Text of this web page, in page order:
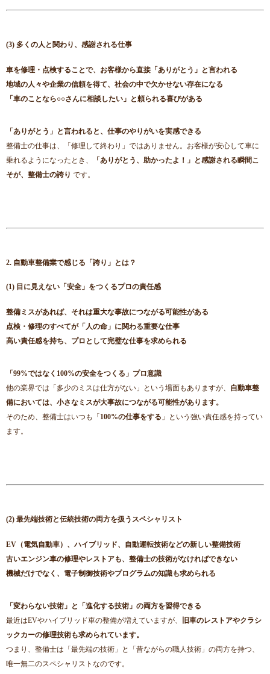
(3) 多くの人と関わり、感謝される仕事
車を修理・点検することで、お客様から直接「ありがとう」と言われる
地域の人々や企業の信頼を得て、社会の中で欠かせない存在になる
「車のことなら○○さんに相談したい」と頼られる喜びがある
「ありがとう」と言われると、仕事のやりがいを実感できる
整備士の仕事は、「修理して終わり」ではありません。お客様が安心して車に
乗れるようになったとき、
「ありがとう、助かったよ！」と感謝される瞬間こ
そが、整備士の誇り です。
2. 自動車整備業で感じる「誇り」とは？
(1) 目に見えない「安全」をつくるプロの責任感
整備ミスがあれば、それは重大な事故につながる可能性がある
点検・修理のすべてが「人の命」に関わる重要な仕事
高い責任感を持ち、プロとして完璧な仕事を求められる
「99%ではなく100%の安全をつくる」プロ意識
他の業界では「多少のミスは仕方がない」という場面もありますが、 自動車整
備においては、小さなミスが大事故につながる可能性があります。
そのため、整備士はいつも「 100%の仕事をする 」という強い責任感を持ってい
ます。
(2) 最先端技術と伝統技術の両方を扱うスペシャリスト
EV（電気自動車）、ハイブリッド、自動運転技術などの新しい整備技術
古いエンジン車の修理やレストアも、整備士の技術がなければできない
機械だけでなく、電子制御技術やプログラムの知識も求められる
「変わらない技術」と「進化する技術」の両方を習得できる
最近はEVやハイブリッド車の整備が増えていますが、
旧車のレストアやクラシ
ックカーの修理技術も求められています。
つまり、整備士は「最先端の技術」と「昔ながらの職人技術」の両方を持つ、
唯一無二のスペシャリストなのです。